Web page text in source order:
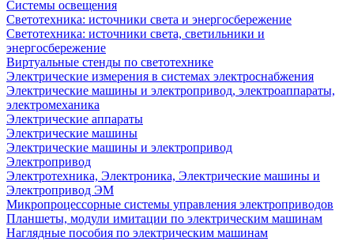
Системы освещения
Светотехника: источники света и энергосбережение
Светотехника: источники света, светильники и
энергосбережение
Виртуальные стенды по светотехнике
Электрические измерения в системах электроснабжения
Электрические машины и электропривод, электроаппараты,
электромеханика
Электрические аппараты
Электрические машины
Электрические машины и электропривод
Электропривод
Электротехника, Электроника, Электрические машины и
Электропривод ЭМ
Микропроцессорные системы управления электроприводов
Планшеты, модули имитации по электрическим машинам
Наглядные пособия по электрическим машинам